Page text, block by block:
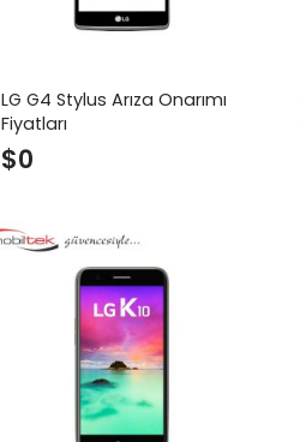
LG G4 Stylus Arıza Onarımı
Fiyatları
$0